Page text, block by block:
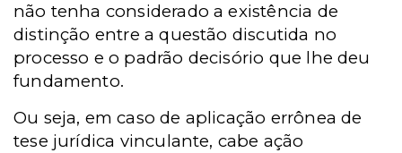
não tenha considerado a existência de
distinção entre a questão discutida no
processo e o padrão decisório que lhe deu
fundamento.
Ou seja, em caso de aplicação errônea de
tese jurídica vinculante, cabe ação